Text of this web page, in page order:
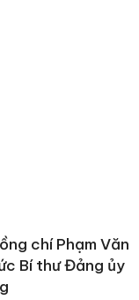
chí Phạm Văn
Bí thư Đảng ủy